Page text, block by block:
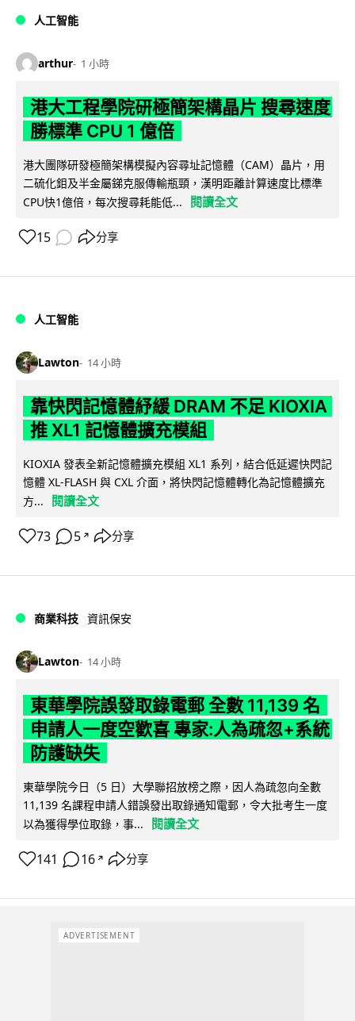
人工智能
arthur 1 小時
港大工程學院研極簡架構晶片 搜尋速度
勝標準 CPU 1 億倍
港大團隊研發極簡架構模擬內容尋址記憶體（CAM）晶片，用
二硫化鉬及半金屬銻克服傳輸瓶頸，漢明距離計算速度比標準
CPU快1億倍，每次搜尋耗能低...
閱讀全文
15 分享
人工智能
Lawton 14 小時
靠快閃記憶體紓緩 DRAM 不足 KIOXIA
推 XL1 記憶體擴充模組
KIOXIA 發表全新記憶體擴充模組 XL1 系列，結合低延遲快閃記
憶體 XL-FLASH 與 CXL 介面，將快閃記憶體轉化為記憶體擴充
方...
閱讀全文
73 5 ↗ 分享
商業科技 資訊保安
Lawton 14 小時
東華學院誤發取錄電郵 全數 11,139 名
申請人一度空歡喜 專家:人為疏忽+系統
防護缺失
東華學院今日（5 日）大學聯招放榜之際，因人為疏忽向全數
11,139 名課程申請人錯誤發出取錄通知電郵，令大批考生一度
以為獲得學位取錄，事...
閱讀全文
141 16 ↗ 分享
ADVERTISEMENT